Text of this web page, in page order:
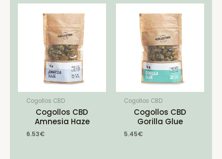
Cogollos CBD
Cogollos CBD
Amnesia Haze
6.53€
Cogollos CBD
Cogollos CBD
Gorilla Glue
5.45€